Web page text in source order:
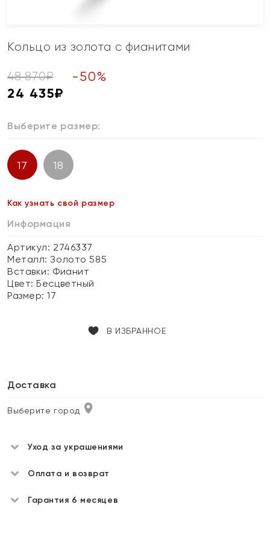
Кольцо из золота с фианитами
48 870₽ -50%
24 435₽
Выберите размер:
17 18
Как узнать свой размер
Информация
Артикул: 2746337
Металл:Золото 585
Вставки: Фианит
Цвет:Бесцветный
Размер:17
В ИЗБРАННОЕ
Доставка
Выберите город
Уход за украшениями
Оплата и возврат
Гарантия 6 месяцев